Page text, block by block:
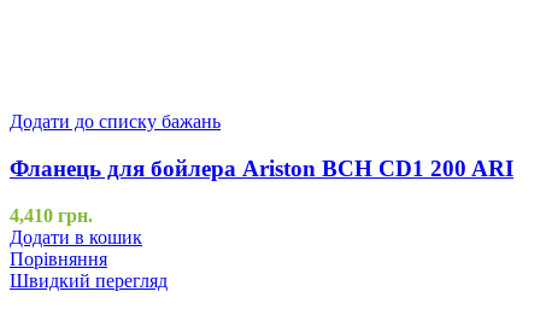
Додати до списку бажань
Фланець для бойлера Ariston BCH CD1 200 ARI
4,410 грн.
Додати в кошик
Порівняння
Швидкий перегляд